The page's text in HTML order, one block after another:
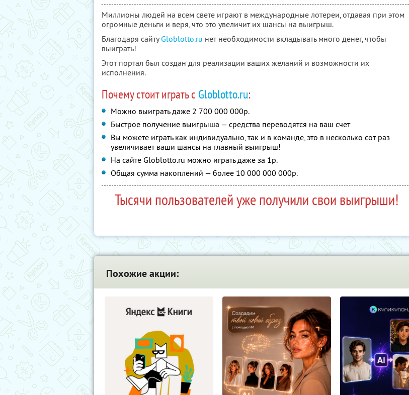
Миллионы людей на всем свете играют в международные лотереи, отдавая при этом
огромные деньги и веря, что это увеличит их шансы на выигрыш.
Благодаря сайтуGloblotto.ru нет необходимости вкладывать много денег, чтобы
выиграть!
Этот портал был создан для реализации ваших желаний и возможности их
исполнения.
Почему стоит играть с Globlotto.ru:
Можно выиграть даже 2 700 000 000р.
Быстрое получение выигрыша — средства переводятся на ваш счет
Вы можете играть как индивидуально, так и в команде, это в несколько сот раз
увеличивает ваши шансы на главный выигрыш!
На сайте Globlotto.ru можно играть даже за 1р.
Общая сумма накоплений — более 10 000 000 000р.
Тысячи пользователей уже получили свои выигрыши!
Похожие акции: